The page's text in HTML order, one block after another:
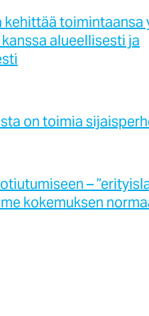
kehittää toimintaansa
alueellisesti ja
on toimia
–
kokemuksen